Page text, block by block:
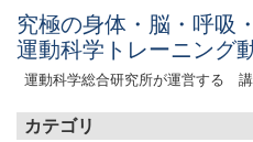
究極の身体・脳・呼
運動科学トレーニング
運動科学総合研究所が運営する 講
カテゴリ